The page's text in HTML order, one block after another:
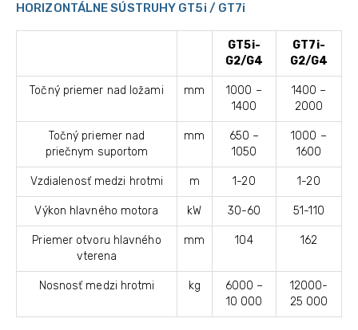
HORIZONTÁLNE SÚSTRUHY GT5i / GT7i
GT5i-
G2/G4
GT7i-
G2/G4
Točný priemer nad ložami mm
1000 –
1400
1400 –
2000
Točný priemer nad
priečnym suportom
mm
650 –
1050
1000 –
1600
Vzdialenosť medzi hrotmi m 1-20 1-20
Výkon hlavného motora kW 30-60 51-110
Priemer otvoru hlavného
vterena
mm 104 162
Nosnosť medzi hrotmi kg
6000 –
10 000
12000-
25 000